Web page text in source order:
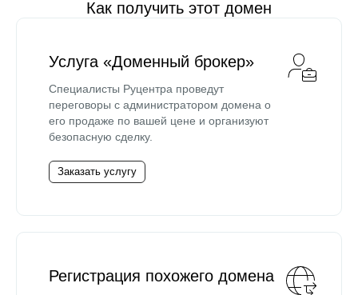
Как получить этот домен
Услуга «Доменный брокер»
Специалисты Руцентра проведут
переговоры с администратором домена о
его продаже по вашей цене и организуют
безопасную сделку.
Заказать услугу
Регистрация похожего домена